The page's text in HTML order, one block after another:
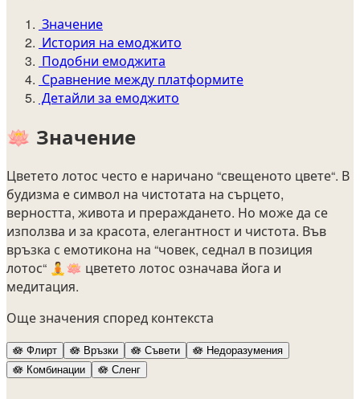
Значение
История на емоджито
Подобни емоджита
Сравнение между платформите
Детайли за емоджито
🪷 Значение
Цветето лотос често е наричано “свещеното цвете“. В
будизма е символ на чистотата на сърцето,
верността, живота и прераждането. Но може да се
използва и за красота, елегантност и чистота. Във
връзка с емотикона на “човек, седнал в позиция
лотос“ 🧘🪷 цветето лотос означава йога и
медитация.
Още значения според контекста
🪷 Флирт 🪷 Връзки 🪷 Съвети 🪷 Недоразумения
🪷 Комбинации 🪷 Сленг